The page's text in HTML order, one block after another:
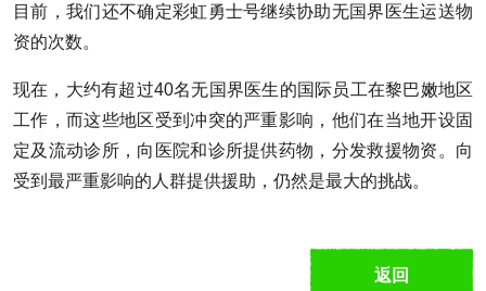
目前，我们还不确定彩虹勇士号继续协助无国界医生运送物
资的次数。
现在，大约有超过40名无国界医生的国际员工在黎巴嫩地区
工作，而这些地区受到冲突的严重影响，他们在当地开设固
定及流动诊所，向医院和诊所提供药物，分发救援物资。向
受到最严重影响的人群提供援助，仍然是最大的挑战。
返回